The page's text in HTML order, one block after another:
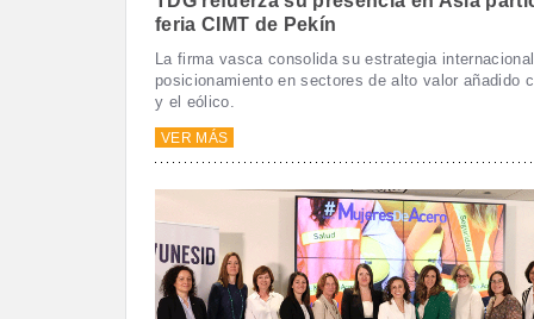
feria CIMT de Pekín
La firma vasca consolida su estrategia
posicionamiento en sectores de alto valor añadido
y el eólico.
VER MÁS